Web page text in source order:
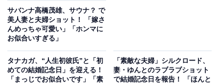
サバンナ高橋茂雄、サウナ？ で
美人妻と夫婦ショット！ 「嫁さ
んめっちゃ可愛い」「ホンマに
お似合いすぎる」
タナカガ、“人生初彼氏”と「初
めての結婚記念日」を迎える！
「まっじでお似合いです」「素
「素敵な夫婦」シルクロード、
妻・ゆんとのラブラブショット
で結婚記念日を報告！ 「ほんと